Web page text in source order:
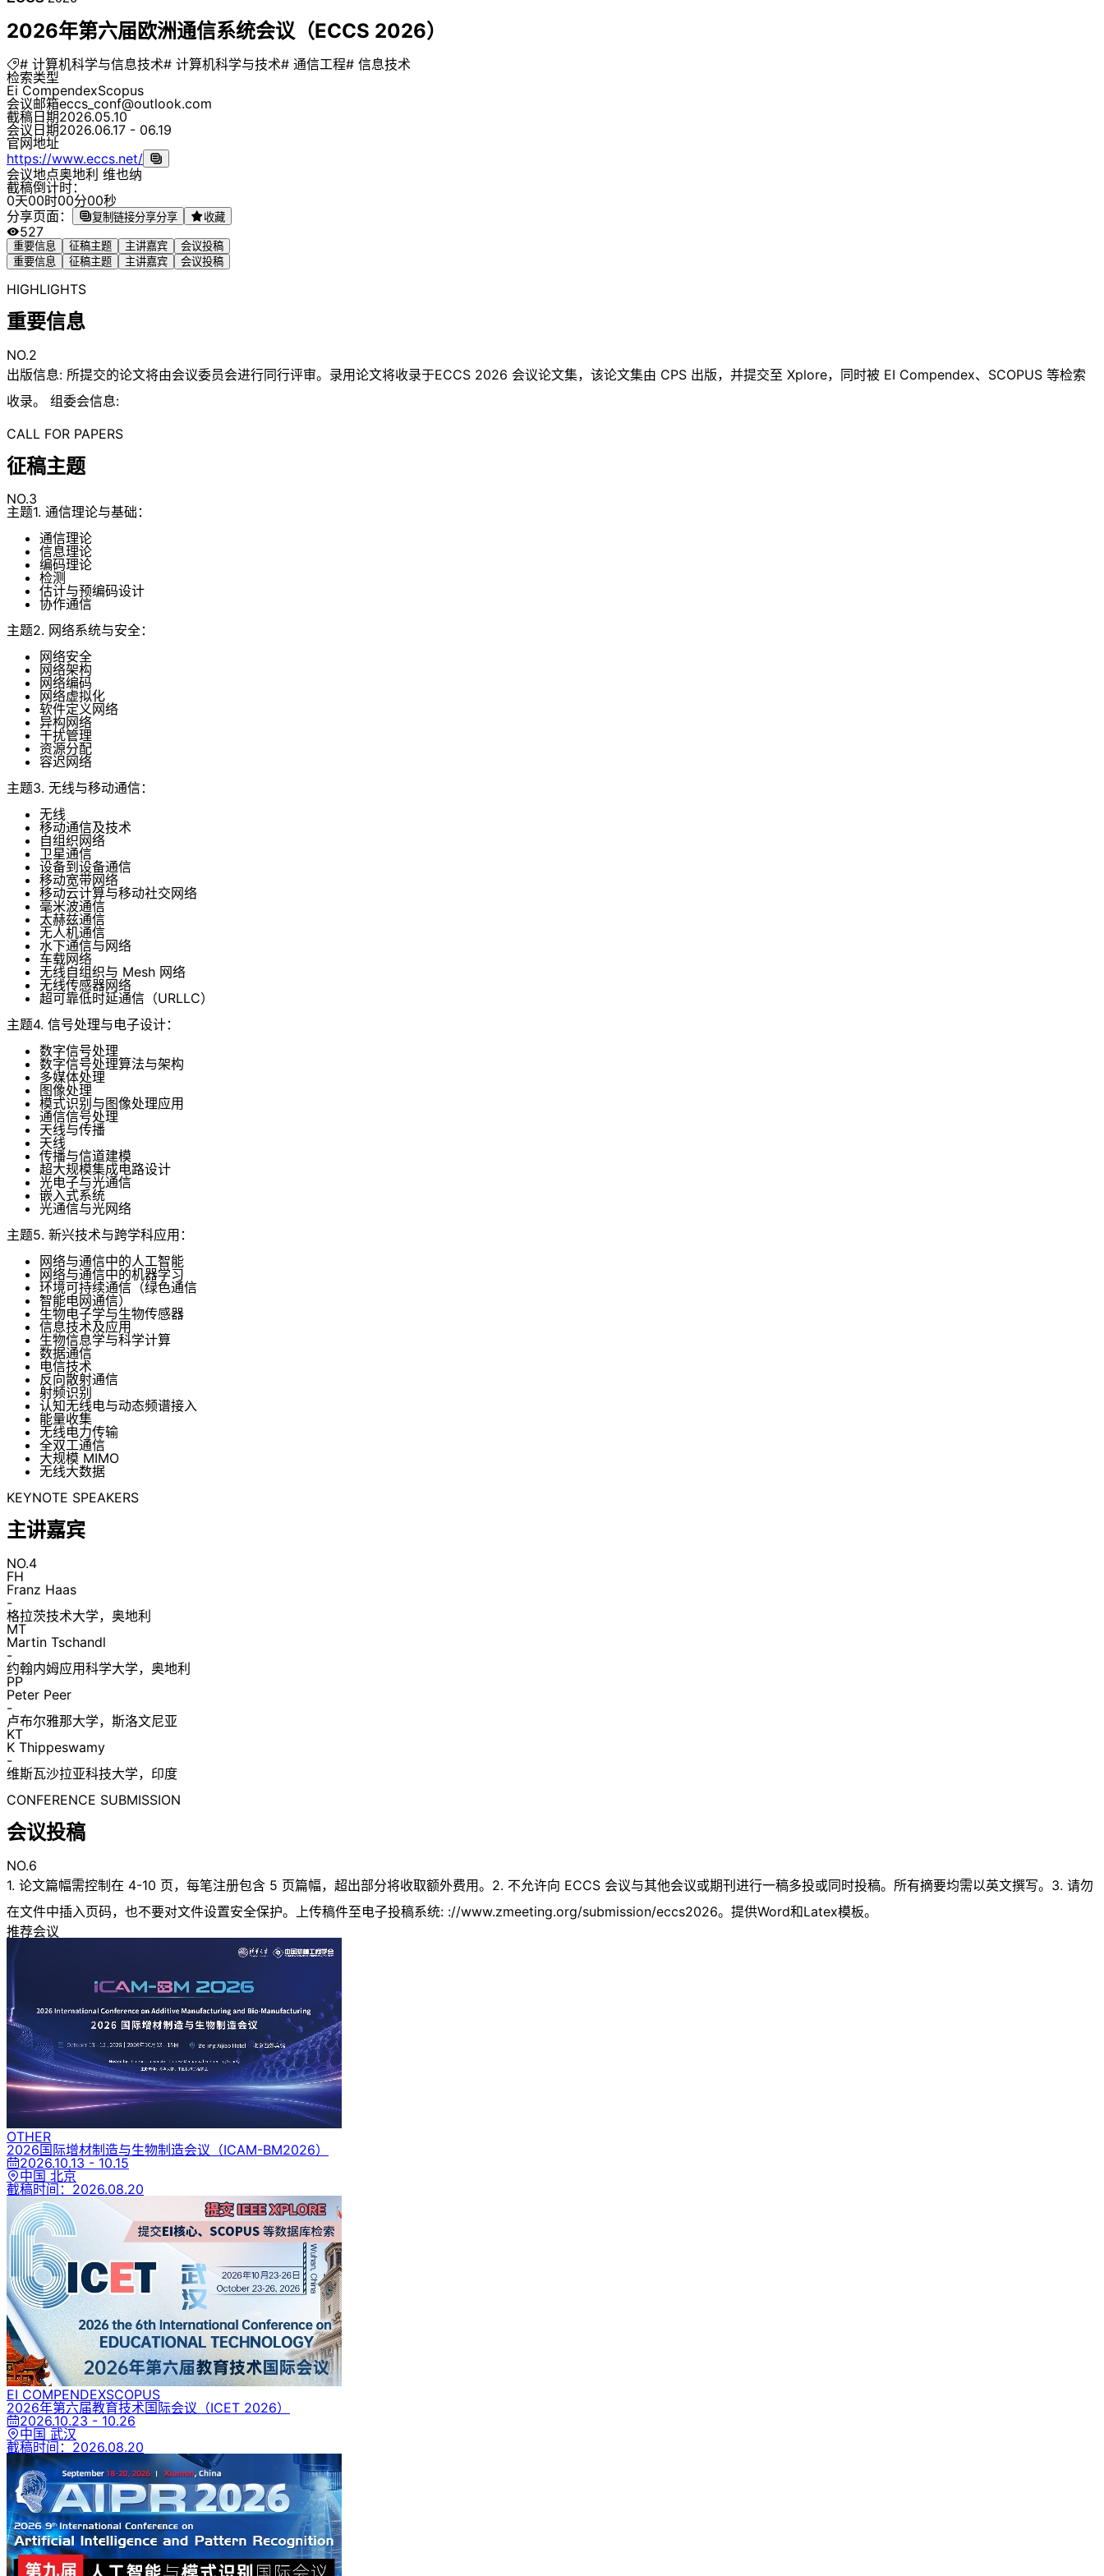
2026年第六届欧洲通信系统会议（ECCS 2026）
# 计算机科学与信息技术# 计算机科学与技术# 通信工程# 信息技术
检索类型
Ei CompendexScopus
会议邮箱eccs_conf@outlook.com
截稿日期2026.05.10
会议日期2026.06.17 - 06.19
官网地址
https://www.eccs.net/
会议地点奥地利 维也纳
截稿倒计时：
0天00时00分00秒
分享页面：
复制链接分享分享 收藏
527
重要信息 征稿主题 主讲嘉宾
会议投稿
重要信息
征稿主题 主讲嘉宾 会议投稿
HIGHLIGHTS
重要信息
NO.2
出版信息: 所提交的论文将由会议委员会进行同行评审。录用论文将收录于ECCS 2026 会议论文集，该论文集由 CPS 出版，并提交至 Xplore，同时被 EI Compendex、SCOPUS 等检索
收录。 组委会信息:
CALL FOR PAPERS
征稿主题
NO.3
主题1. 通信理论与基础：
通信理论
信息理论
编码理论
检测
估计与预编码设计
协作通信
主题2. 网络系统与安全：
网络安全
网络架构
网络编码
网络虚拟化
软件定义网络
异构网络
干扰管理
资源分配
容迟网络
主题3. 无线与移动通信：
无线
移动通信及技术
自组织网络
卫星通信
设备到设备通信
移动宽带网络
移动云计算与移动社交网络
毫米波通信
太赫兹通信
无人机通信
水下通信与网络
车载网络
无线自组织与 Mesh 网络
无线传感器网络
超可靠低时延通信（URLLC）
主题4. 信号处理与电子设计：
数字信号处理
数字信号处理算法与架构
多媒体处理
图像处理
模式识别与图像处理应用
通信信号处理
天线与传播
天线
传播与信道建模
超大规模集成电路设计
光电子与光通信
嵌入式系统
光通信与光网络
主题5. 新兴技术与跨学科应用：
网络与通信中的人工智能
网络与通信中的机器学习
环境可持续通信（绿色通信
智能电网通信）
生物电子学与生物传感器
信息技术及应用
生物信息学与科学计算
数据通信
电信技术
反向散射通信
射频识别
认知无线电与动态频谱接入
能量收集
无线电力传输
全双工通信
大规模 MIMO
无线大数据
KEYNOTE SPEAKERS
主讲嘉宾
NO.4
FH
Franz Haas
-
格拉茨技术大学，奥地利
MT
Martin Tschandl
-
约翰内姆应用科学大学，奥地利
PP
Peter Peer
-
卢布尔雅那大学，斯洛文尼亚
KT
K Thippeswamy
-
维斯瓦沙拉亚科技大学，印度
CONFERENCE SUBMISSION
会议投稿
NO.6
1. 论文篇幅需控制在 4-10 页，每笔注册包含 5 页篇幅，超出部分将收取额外费用。2. 不允许向 ECCS 会议与其他会议或期刊进行一稿多投或同时投稿。所有摘要均需以英文撰写。3. 请勿
在文件中插入页码，也不要对文件设置安全保护。上传稿件至电子投稿系统: ://www.zmeeting.org/submission/eccs2026。提供Word和Latex模板。
推荐会议
OTHER
2026国际增材制造与生物制造会议 （ICAM-BM2026）
2026.10.13 - 10.15
中国 北京
截稿时间： 2026.08.20
EI COMPENDEXSCOPUS
2026年第六届教育技术国际会议 （ICET 2026）
2026.10.23 - 10.26
中国 武汉
截稿时间： 2026.08.20